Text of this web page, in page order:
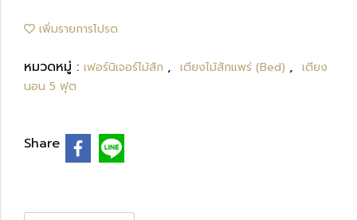
เพิ่มรายการโปรด
หมวดหมู่ : เฟอร์นิเจอร์ไม้สัก , เตียงไม้สักแพร่ (Bed) , เตียง
นอน 5 ฟุต
Share